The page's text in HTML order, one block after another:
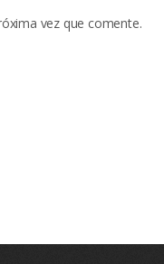
vez que comente.